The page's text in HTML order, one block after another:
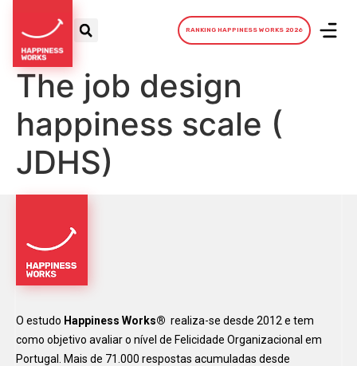
RANKING HAPPINESS WORKS 2026
The job design
happiness scale (
JDHS)
O estudo Happiness Works® realiza-se desde 2012 e tem
como objetivo avaliar o nível de Felicidade Organizacional em
Portugal. Mais de 71.000 respostas acumuladas desde